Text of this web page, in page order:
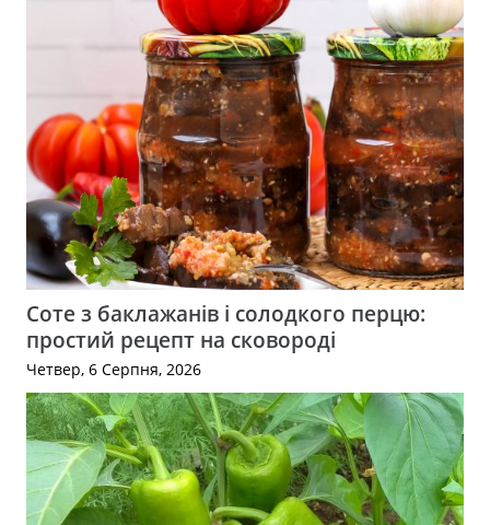
Соте з баклажанів і солодкого перцю:
простий рецепт на сковороді
Четвер, 6 Серпня, 2026